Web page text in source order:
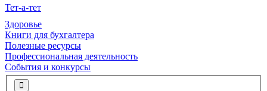
Тет-а-тет
Здоровье
Книги для бухгалтера
Полезные ресурсы
Профессиональная деятельность
События и конкурсы